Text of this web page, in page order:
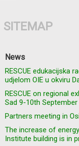
SITEMAP
News
RESCUE edukacijska
udjelom OIE u okviru
RESCUE on regional
Sad 9-10th
Partners meeting in
The increase of
Institute building is in